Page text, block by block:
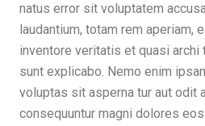
natus error sit voluptatem
laudantium, totam rem aperiam,
inventore veritatis et quasi
sunt explicabo. Nemo enim
voluptas sit asperna tur aut odit
consequuntur magni dolores